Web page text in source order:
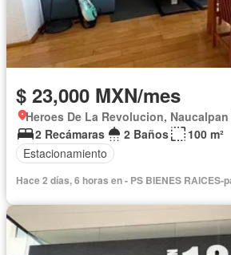
$ 23,000 MXN/mes
Heroes De La Revolucion, Naucalpan
2 Recámaras
2 Baños
100 m²
Estacionamiento
Hace 2 días, 6 horas en - PS BIENES RAICES-